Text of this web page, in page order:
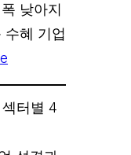
낮아지
혜 기업
터별 4